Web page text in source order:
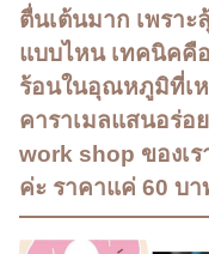
ตื่นเต้นมาก เพราะ
แบบไหน เทคนิคคื
ร้อนในอุณหภูมิที่เ
คาราเมลแสนอร่อ
work shop ของเ
ค่ะ ราคาแค่ 60 บ